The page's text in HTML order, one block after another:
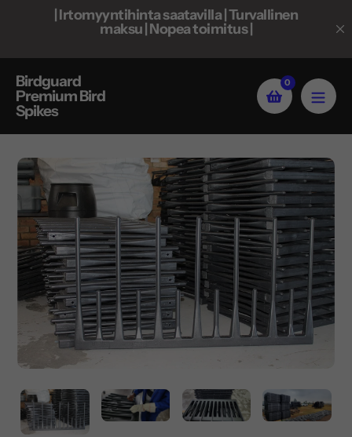
| Irtomyyntihinta saatavilla | Turvallinen
maksu | Nopea toimitus |
Birdguard
Premium Bird
Spikes
0